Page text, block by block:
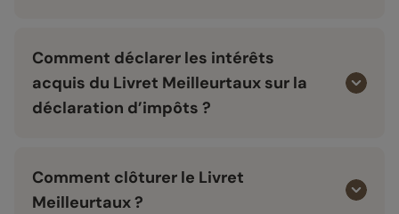
Comment déclarer les intérêts
acquis du Livret Meilleurtaux sur la
déclaration d’impôts ?
Comment clôturer le Livret
Meilleurtaux ?